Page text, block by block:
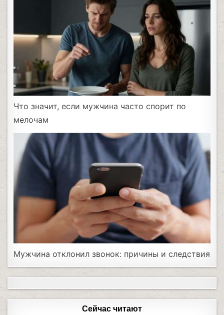
Что значит, если мужчина часто спорит по
мелочам
Мужчина отклонил звонок: причины и следствия
Сейчас читают